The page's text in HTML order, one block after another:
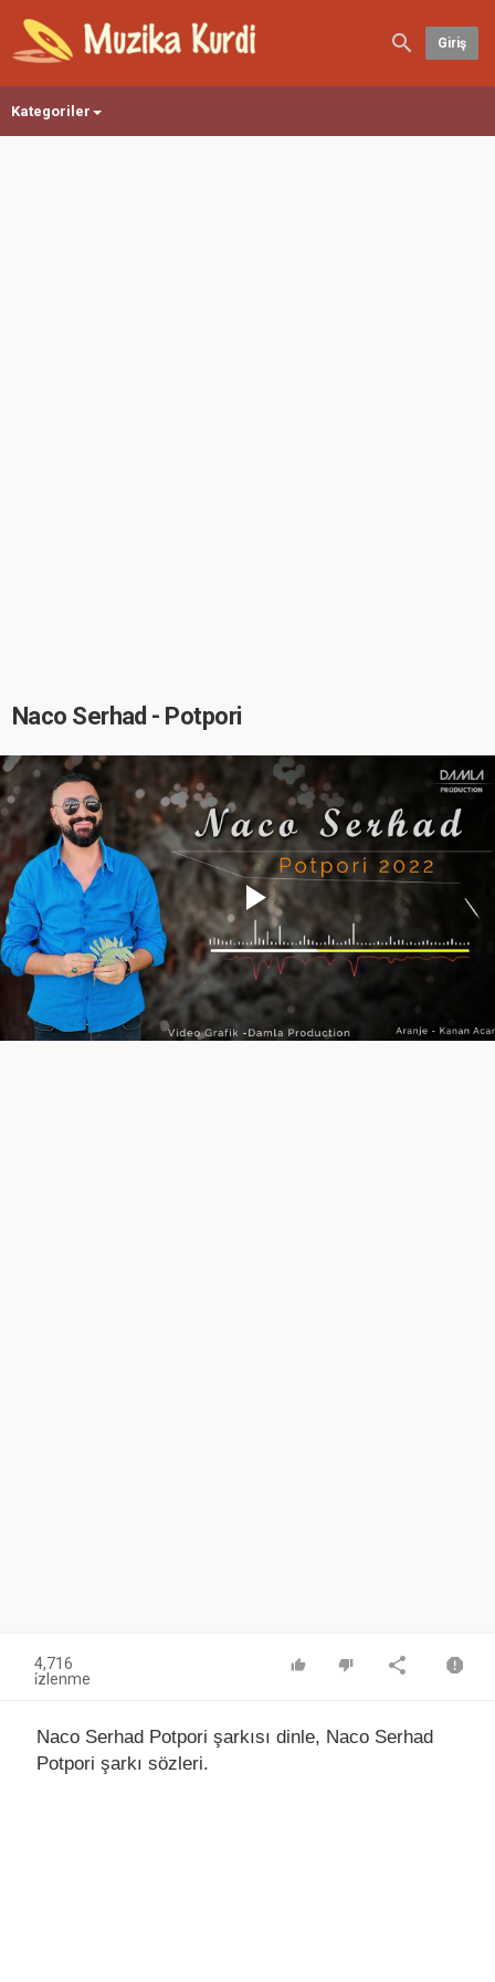
Giriş
Kategoriler
Naco Serhad - Potpori
Play
Video
4,716
i̇zlenme
Naco Serhad Potpori şarkısı dinle, Naco Serhad
Potpori şarkı sözleri.